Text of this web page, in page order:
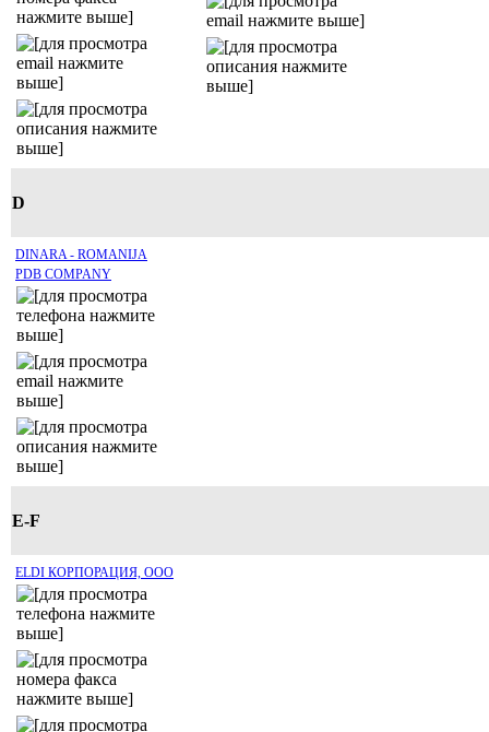
D
DINARA - ROMANIJA
PDB COMPANY
E-F
ELDI КОРПОРАЦИЯ, ООО